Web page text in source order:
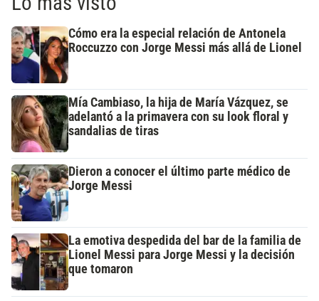
Cómo era la especial relación de Antonela
Roccuzzo con Jorge Messi más allá de Lionel
Mía Cambiaso, la hija de María Vázquez, se
adelantó a la primavera con su look floral y
sandalias de tiras
Dieron a conocer el último parte médico de
Jorge Messi
La emotiva despedida del bar de la familia de
Lionel Messi para Jorge Messi y la decisión
que tomaron